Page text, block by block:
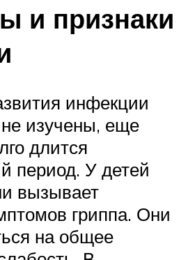
и признаки
инфекции
изучены, еще
длится
период. У детей
вызывает
гриппа. Они
на общее